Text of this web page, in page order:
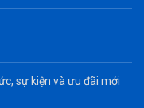
sự kiện và ưu đãi mới